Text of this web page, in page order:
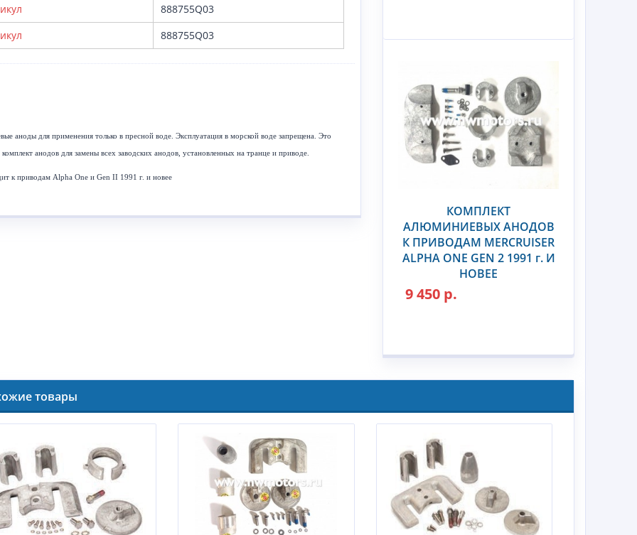
888755Q03
888755Q03
аноды для применения только в пресной воде. Эксплуатация в морской воде запрещена. Это
анодов для замены всех заводских анодов, установленных на транце и приводе.
к приводам Alpha One и Gen II 1991 г. и новее
КОМПЛЕКТ
АЛЮМИНИЕВЫХ АНОДОВ
К ПРИВОДАМ MERCRUISER
ALPHA ONE GEN 2 1991 г. И
НОВЕЕ
9 450 р.
товары